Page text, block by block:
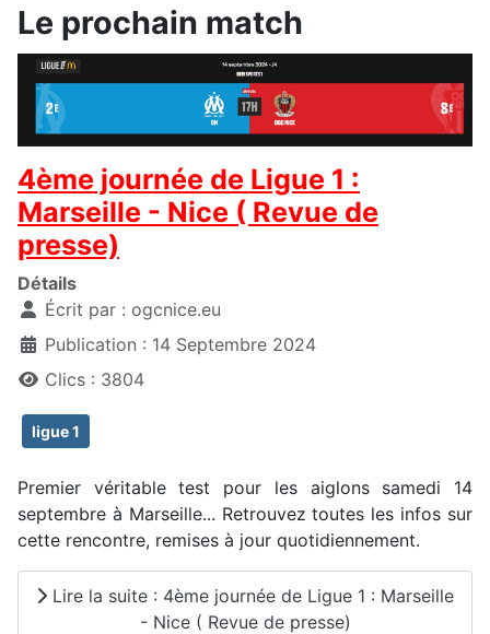
Le prochain match
4ème journée de Ligue 1 :
Marseille - Nice ( Revue de
presse)
Détails
Écrit par : ogcnice.eu
Publication : 14 Septembre 2024
Clics : 3804
ligue 1
Premier véritable test pour les aiglons samedi 14
septembre à Marseille... Retrouvez toutes les infos sur
cette rencontre, remises à jour quotidiennement.
Lire la suite : 4ème journée de Ligue 1 : Marseille
- Nice ( Revue de presse)